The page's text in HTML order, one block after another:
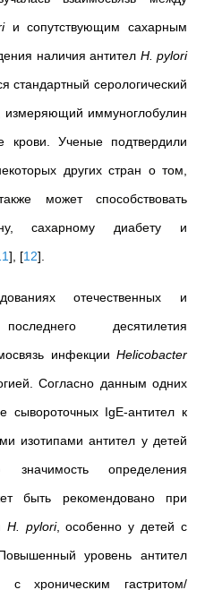
и сопутствующим сахарным
наличия антител H. pylori
стандартный серологический
измеряющий иммуноглобулин
крови. Ученые подтвердили
других стран о том,
может способствовать
сахарному диабету и
] [12]
отечественных и
десятилетия
инфекции Helicobacter
Согласно данным одних
сывороточных IgE-антител к
изотипами антител у детей
значимость определения
быть рекомендовано при
H. pylori, особенно у детей с
уровень антител
хроническим гастритом/